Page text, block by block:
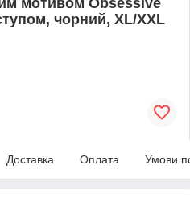
чорний, XL/XXL
Доставка Оплата Умови